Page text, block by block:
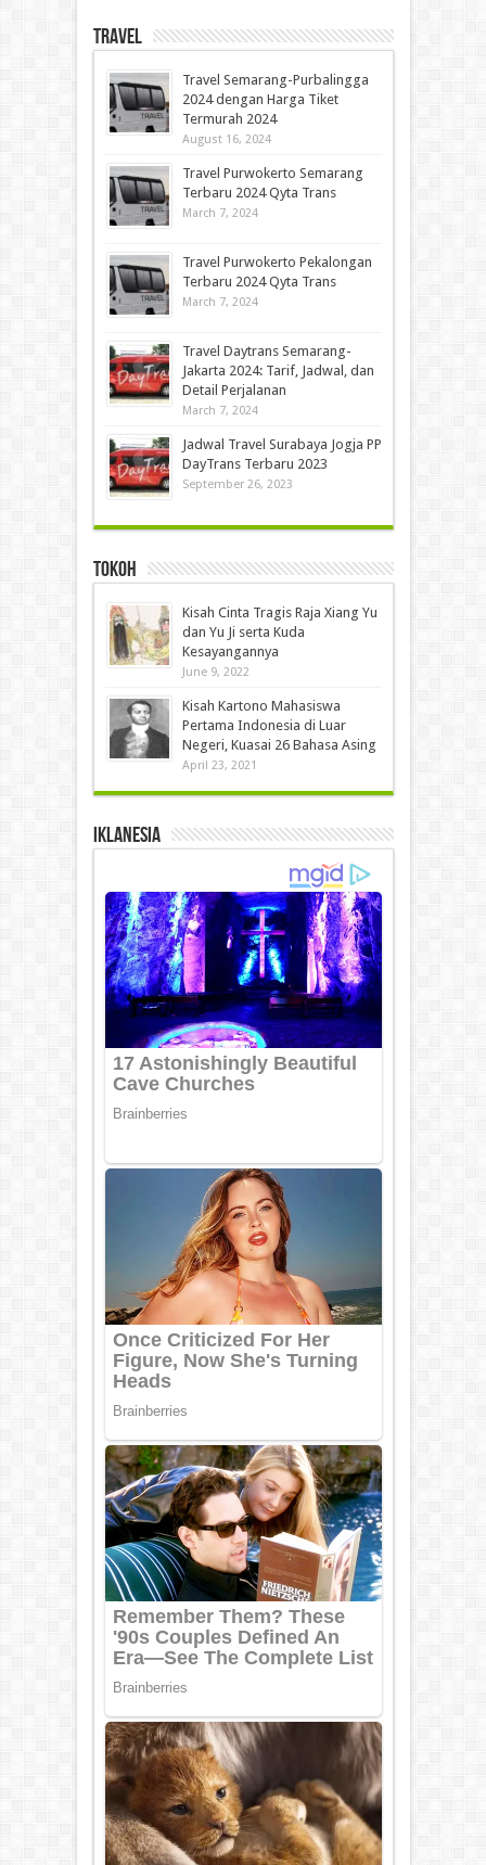
Travel
Travel Semarang-Purbalingga
2024 dengan Harga Tiket
Termurah 2024
August 16, 2024
Travel Purwokerto Semarang
Terbaru 2024 Qyta Trans
March 7, 2024
Travel Purwokerto Pekalongan
Terbaru 2024 Qyta Trans
March 7, 2024
Travel Daytrans Semarang-
Jakarta 2024: Tarif, Jadwal, dan
Detail Perjalanan
March 7, 2024
Jadwal Travel Surabaya Jogja PP
DayTrans Terbaru 2023
September 26, 2023
Tokoh
Kisah Cinta Tragis Raja Xiang Yu
dan Yu Ji serta Kuda
Kesayangannya
June 9, 2022
Kisah Kartono Mahasiswa
Pertama Indonesia di Luar
Negeri, Kuasai 26 Bahasa Asing
April 23, 2021
IKLANESIA